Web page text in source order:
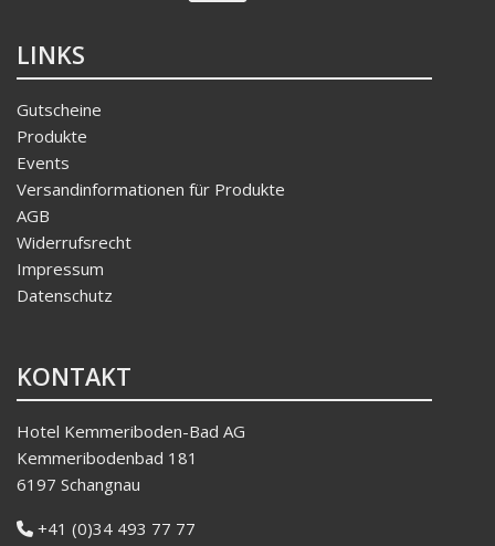
LINKS
Gutscheine
Produkte
Events
Versandinformationen für Produkte
AGB
Widerrufsrecht
Impressum
Datenschutz
KONTAKT
Hotel Kemmeriboden-Bad AG
Kemmeribodenbad 181
6197 Schangnau
+41 (0)34 493 77 77